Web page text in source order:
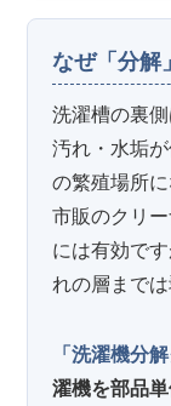
なぜ「分解
洗濯槽の裏
汚れ・水垢
の繁殖場所に
市販のクリ
には有効で
れの層までは
「洗濯機分
濯機を部品単